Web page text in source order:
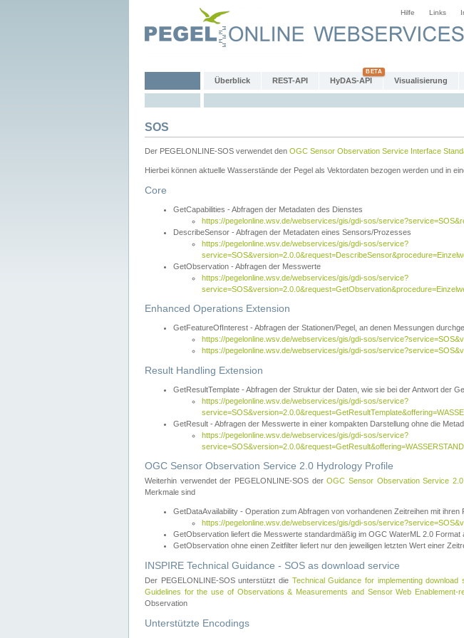
Hilfe Links
Überblick REST-API HyDAS-API Visualisierung
SOS
Der PEGELONLINE-SOS verwendet den OGC Sensor Observation Service Interface
Hierbei können aktuelle Wasserstände der Pegel als Vektordaten bezogen werden und in
Core
GetCapabilities - Abfragen der Metadaten des Dienstes
https://pegelonline.wsv.de/webservices/gis/gdi-sos/
DescribeSensor - Abfragen der Metadaten eines Sensors/Prozesses
https://pegelonline.wsv.de/webservices/gis/gdi-sos/service?
GetObservation - Abfragen der Messwerte
https://pegelonline.wsv.de/webservices/gis/gdi-sos/service?
Enhanced Operations Extension
GetFeatureOfInterest - Abfragen der Stationen/Pegel, an denen Messungen
https://pegelonline.wsv.de/webservices/gis/gdi-sos/
https://pegelonline.wsv.de/webservices/gis/gdi-sos/
Result Handling Extension
GetResultTemplate - Abfragen der Struktur der Daten, wie sie bei der Antwort der
https://pegelonline.wsv.de/webservices/gis/gdi-sos/service?
GetResult - Abfragen der Messwerte in einer kompakten Darstellung ohne die
https://pegelonline.wsv.de/webservices/gis/gdi-sos/service?
OGC Sensor Observation Service 2.0 Hydrology Profile
Weiterhin verwendet der PEGELONLINE-SOS derOGC Sensor Observation Service
Merkmale sind
GetDataAvailability - Operation zum Abfragen von vorhandenen Zeitreihen mit ihren
https://pegelonline.wsv.de/webservices/gis/gdi-sos/
GetObservation liefert die Messwerte standardmäßig im OGC WaterML 2.0 Format
GetObservation ohne einen Zeitfilter liefert nur den jeweiligen letzten Wert einer
INSPIRE Technical Guidance - SOS as download service
Der PEGELONLINE-SOS unterstützt die Technical Guidance for implementing
Guidelines for the use of Observations & Measurements and Sensor Web Enablement-
Observation
Unterstützte Encodings